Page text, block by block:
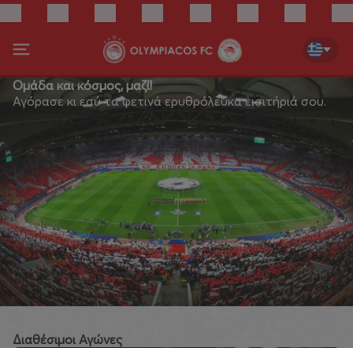
Ομάδα και κόσμος, μαζί!
Αγόρασε κι εσύ τα φετινά ερυθρόλευκα εισιτήριά σου.
Διαθέσιμοι Αγώνες